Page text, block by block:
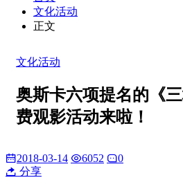
文化活动
正文
文化活动
奥斯卡六项提名的《
费观影活动来啦！
2018-03-14 6052
0
分享